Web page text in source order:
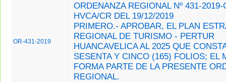
OR-431-2019
ORDENANZA REGIONAL Nº 431-
HVCA/CR DEL 19/12/2019
PRIMERO.- APROBAR, EL PLAN
REGIONAL DE TURISMO - PERTUR
HUANCAVELICA AL 2025 QUE
SESENTA Y CINCO (165) FOLIOS; EL
FORMA PARTE DE LA PRESENTE
REGIONAL.